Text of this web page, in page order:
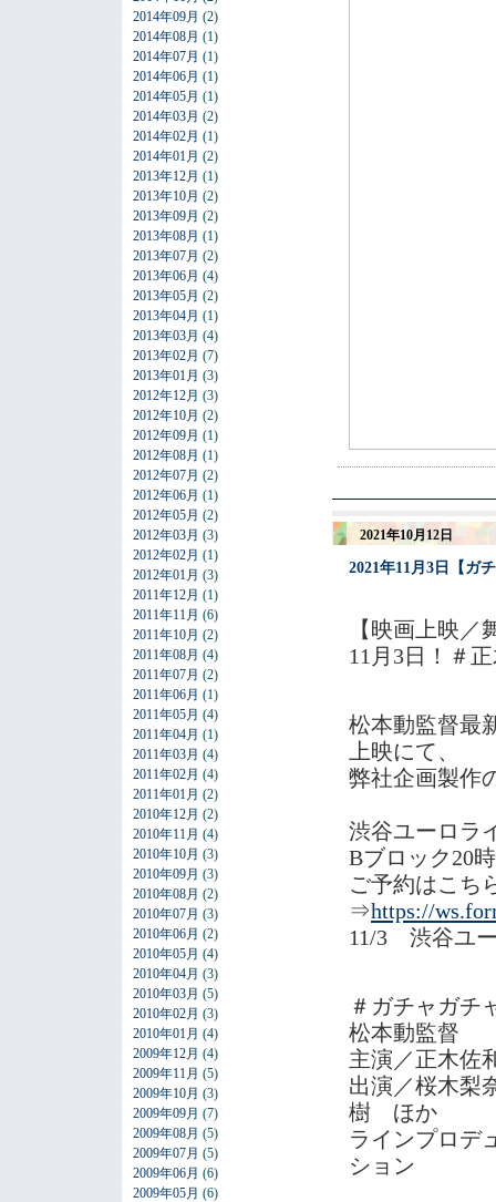
2014年09月 (2)
2014年08月 (1)
2014年07月 (1)
2014年06月 (1)
2014年05月 (1)
2014年03月 (2)
2014年02月 (1)
2014年01月 (2)
2013年12月 (1)
2013年10月 (2)
2013年09月 (2)
2013年08月 (1)
2013年07月 (2)
2013年06月 (4)
2013年05月 (2)
2013年04月 (1)
2013年03月 (4)
2013年02月 (7)
2013年01月 (3)
2012年12月 (3)
2012年10月 (2)
2012年09月 (1)
2012年08月 (1)
2012年07月 (2)
2012年06月 (1)
2012年05月 (2)
2012年03月 (3)
2012年02月 (1)
2012年01月 (3)
2011年12月 (1)
2011年11月 (6)
2011年10月 (2)
2011年08月 (4)
2011年07月 (2)
2011年06月 (1)
2011年05月 (4)
2011年04月 (1)
2011年03月 (4)
2011年02月 (4)
2011年01月 (2)
2010年12月 (2)
2010年11月 (4)
2010年10月 (3)
2010年09月 (3)
2010年08月 (2)
2010年07月 (3)
2010年06月 (2)
2010年05月 (4)
2010年04月 (3)
2010年03月 (5)
2010年02月 (3)
2010年01月 (4)
2009年12月 (4)
2009年11月 (5)
2009年10月 (3)
2009年09月 (7)
2009年08月 (5)
2009年07月 (5)
2009年06月 (6)
2009年05月 (6)
2021年10月12日
2021年11月3日【ガ
【映画上映
11月3日！＃
松本動監督最
上映にて、
弊社企画製作
渋谷ユーロラ
Bブロック20
ご予約はこち
⇒https://
11/3 渋谷ユ
＃ガチャガチ
松本動監督
主演／正木佐
出演／桜木梨
樹 ほか
ラインプロデ
ション